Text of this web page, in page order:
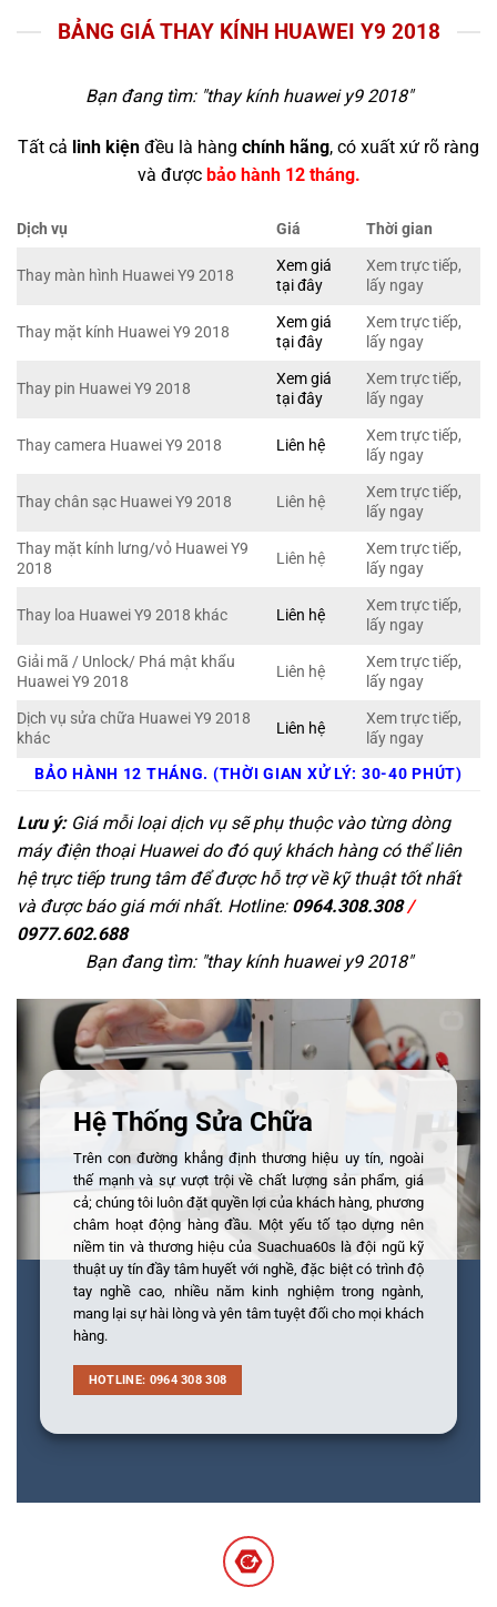
BẢNG GIÁ THAY KÍNH HUAWEI Y9 2018
Bạn đang tìm: "thay kính huawei y9 2018"
Tất cả linh kiện đều là hàng chính hãng, có xuất xứ rõ ràng
và được bảo hành 12 tháng.
Dịch vụ Giá Thời gian
Thay màn hình Huawei Y9 2018
Xem giá
tại đây
Xem trực tiếp,
lấy ngay
Thay mặt kính Huawei Y9 2018
Xem giá
tại đây
Xem trực tiếp,
lấy ngay
Thay pin Huawei Y9 2018
Xem giá
tại đây
Xem trực tiếp,
lấy ngay
Thay camera Huawei Y9 2018 Liên hệ
Xem trực tiếp,
lấy ngay
Thay chân sạc Huawei Y9 2018 Liên hệ
Xem trực tiếp,
lấy ngay
Thay mặt kính lưng/vỏ Huawei Y9
2018
Liên hệ
Xem trực tiếp,
lấy ngay
Thay loa Huawei Y9 2018 khác Liên hệ
Xem trực tiếp,
lấy ngay
Giải mã / Unlock/ Phá mật khẩu
Huawei Y9 2018
Liên hệ
Xem trực tiếp,
lấy ngay
Dịch vụ sửa chữa Huawei Y9 2018
khác
Liên hệ
Xem trực tiếp,
lấy ngay
BẢO HÀNH 12 THÁNG. (THỜI GIAN XỬ LÝ: 30-40 PHÚT)
Lưu ý:Giá mỗi loại dịch vụ sẽ phụ thuộc vào từng dòng
máy điện thoại Huawei do đó quý khách hàng có thể liên
hệ trực tiếp trung tâm để được hỗ trợ về kỹ thuật tốt nhất
và được báo giá mới nhất. Hotline: 0964.308.308/
0977.602.688
Bạn đang tìm: "thay kính huawei y9 2018"
Hệ Thống Sửa Chữa
Trên con đường khẳng định thương hiệu uy tín, ngoài
thế mạnh và sự vượt trội về chất lượng sản phẩm, giá
cả; chúng tôi luôn đặt quyền lợi của khách hàng, phương
châm hoạt động hàng đầu. Một yếu tố tạo dựng nên
niềm tin và thương hiệu của Suachua60s là đội ngũ kỹ
thuật uy tín đầy tâm huyết với nghề, đặc biệt có trình độ
tay nghề cao, nhiều năm kinh nghiệm trong ngành,
mang lại sự hài lòng và yên tâm tuyệt đối cho mọi khách
hàng.
HOTLINE: 0964 308 308